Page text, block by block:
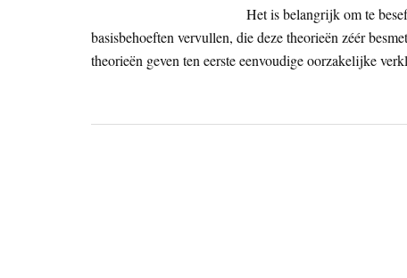
Het is belangrijk om te
basisbehoeften vervullen, die deze theorieën zéér
theorieën geven ten eerste eenvoudige oorzakelijke